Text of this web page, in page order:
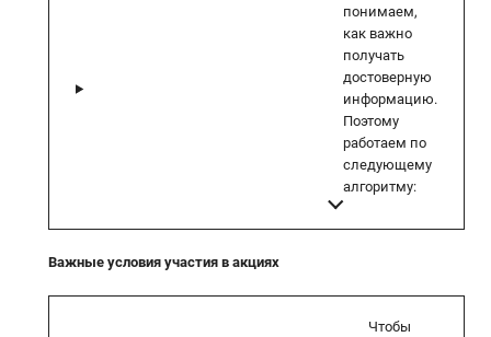
понимаем,
как важно
получать
достоверную
информацию.
Поэтому
работаем по
следующему
алгоритму:
Важные условия участия в акциях
Чтобы